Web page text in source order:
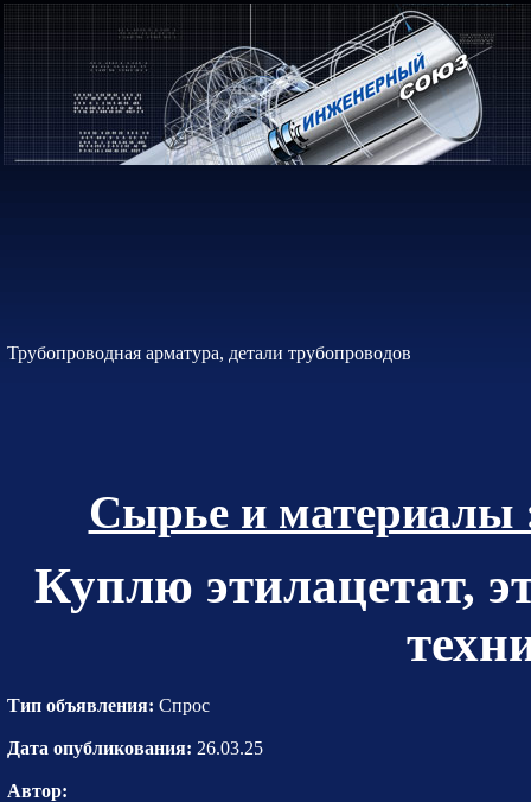
Трубопроводная арматура, детали трубопроводов
Сырье и
Куплю этилацетат,
Тип объявления: Спрос
Дата опубликования: 26.03.25
Автор: